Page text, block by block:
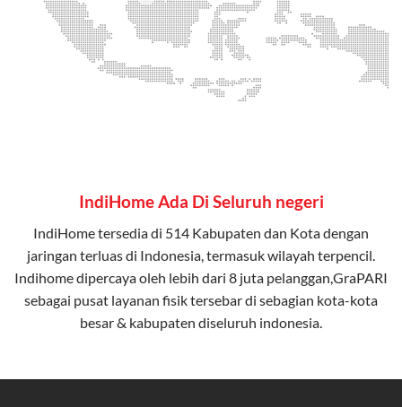
IndiHome Ada Di Seluruh negeri
IndiHome tersedia di 514 Kabupaten dan Kota dengan
jaringan terluas di Indonesia, termasuk wilayah terpencil.
Indihome dipercaya oleh lebih dari 8 juta pelanggan,GraPARI
sebagai pusat layanan fisik tersebar di sebagian kota-kota
besar & kabupaten diseluruh indonesia.